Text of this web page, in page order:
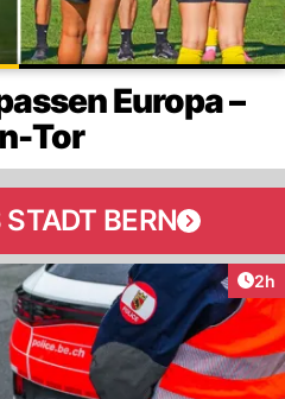
Europa –
Tor
BERN
2h